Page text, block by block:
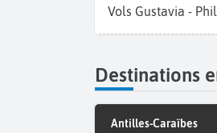
Vols Gustavia -
Destinations
Antilles-Caraïbes